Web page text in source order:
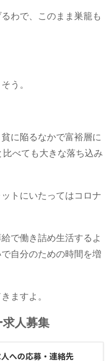
わで、このまま巣籠も
う。
に陥るなかで富裕層に
べても大きな落ち込み
トにいたってはコロナ
で働き詰め生活するよ
自分のための時間を増
ますよ。
人募集
への応募・連絡先